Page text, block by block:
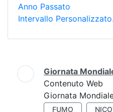
Anno Passato
Intervallo
Ricerca
Giornata
Contenuto Web
Giornata
FUMO